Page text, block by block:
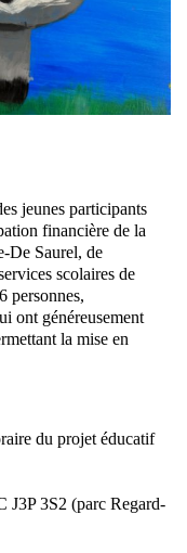
jeunes participants
financière de la
De Saurel, de
scolaires de
personnes,
ont généreusement
la mise en
du projet éducatif
J3P 3S2 (parc Regard-